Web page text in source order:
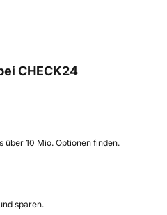
CHECK24
über 10 Mio. Optionen finden.
sparen.